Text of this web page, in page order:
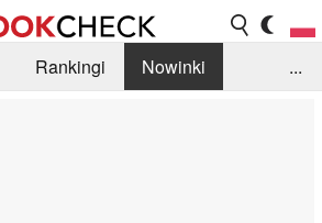
Rankingi
Nowinki
...